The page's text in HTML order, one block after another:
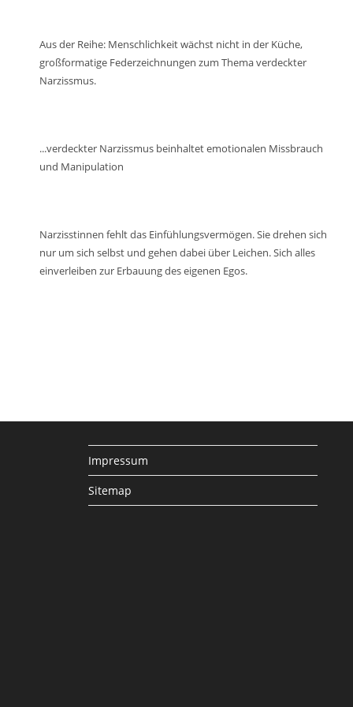
Seite
regeln.
Aus der Reihe: Menschlichkeit wächst nicht in der Küche,
großformatige Federzeichnungen zum Thema verdeckter
Narzissmus.
...verdeckter Narzissmus beinhaltet emotionalen Missbrauch
und Manipulation
Narzisstinnen fehlt das Einfühlungsvermögen. Sie drehen sich
nur um sich selbst und gehen dabei über Leichen. Sich alles
einverleiben zur Erbauung des eigenen Egos.
Impressum
Sitemap